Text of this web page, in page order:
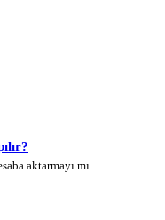
aktarmayı mı…